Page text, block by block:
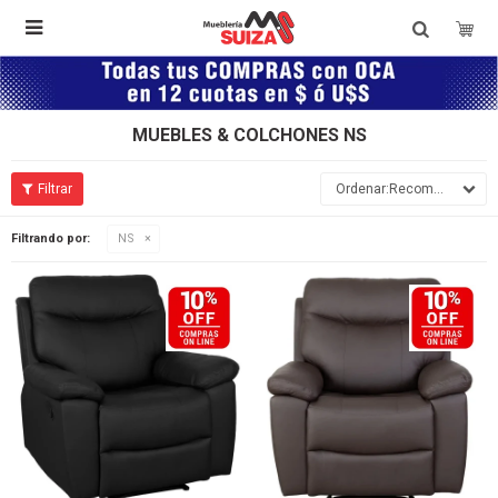

MUEBLES & COLCHONES NS
Recomendados
Filtrando por: NS